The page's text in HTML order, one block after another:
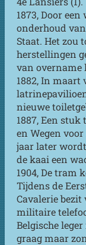
1873, Door
onderhoud
Staat. Het zou
herstellingen
van overname
1882, In maart
nieuwe
1887, Een
en Wegen
jaar later
de kaai een
1904, De tram
Tijdens de
Cavalerie bezit
militaire
Belgische
graag maar